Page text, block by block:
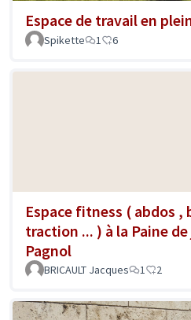
Espace de travail en
Spikette
1 6
Espace fitness ( abdos ,
traction ... ) à la Paine
Pagnol
BRICAULT Jacques 1 2